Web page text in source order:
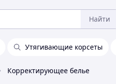
Найти
Утягивающие корсеты
Корректирующее белье